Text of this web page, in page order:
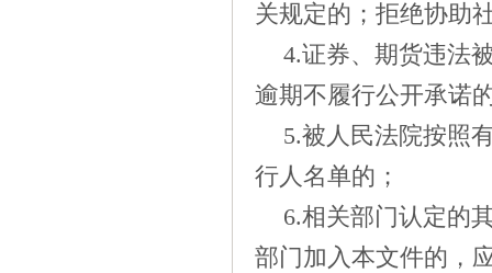
关规定的；拒绝协助
4.证券、期货违法
逾期不履行公开承诺
5.被人民法院按照
行人名单的；
6.相关部门认定的
部门加入本文件的，